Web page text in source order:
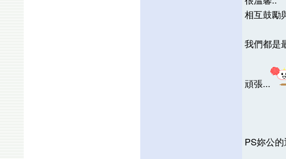
相互鼓勵
我們都是
頑張...
PS妳公